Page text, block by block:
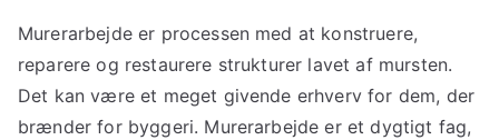
Murerarbejde er processen med at konstruere,
reparere og restaurere strukturer lavet af mursten.
Det kan være et meget givende erhverv for dem, der
brænder for byggeri. Murerarbejde er et dygtigt fag,